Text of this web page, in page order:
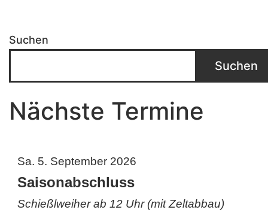
Suchen
Suchen
Nächste Termine
Sa. 5. September 2026
Saisonabschluss
Schießlweiher ab 12 Uhr (mit Zeltabbau)